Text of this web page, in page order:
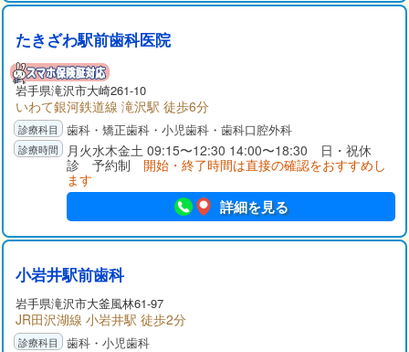
たきざわ駅前歯科医院
岩手県滝沢市大崎261-10
いわて銀河鉄道線 滝沢駅 徒歩6分
歯科・矯正歯科・小児歯科・歯科口腔外科
月火水木金土 09:15〜12:30 14:00〜18:30 日・祝休
診 予約制 開始・終了時間は直接の確認をおすすめし
ます
詳細を見る
小岩井駅前歯科
岩手県滝沢市大釜風林61-97
JR田沢湖線 小岩井駅 徒歩2分
歯科・小児歯科